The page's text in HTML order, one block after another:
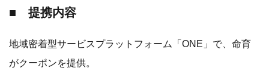
■ 提携内容
地域密着型サービスプラットフォーム「ONE」で、命育
がクーポンを提供。